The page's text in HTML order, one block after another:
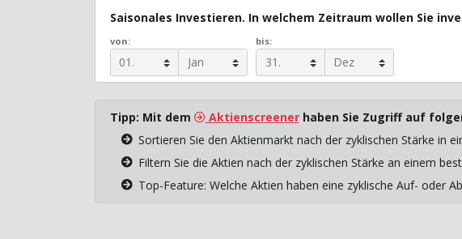
Saisonales Investieren. In welchem Zeitraum wollen Sie
von: bis:
Tipp: Mit dem Aktienscreenerhaben Sie Zugriff auf
Sortieren Sie den Aktienmarkt nach der zyklischen Stärke in
Filtern Sie die Aktien nach der zyklischen Stärke an einem
Top-Feature: Welche Aktien haben eine zyklische Auf- oder